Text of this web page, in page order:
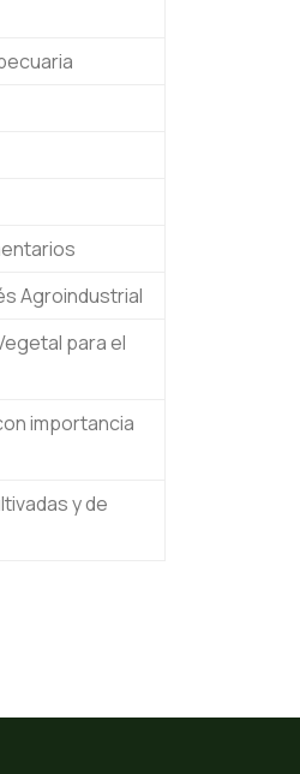
Agroindustrial
para el
importancia
y de